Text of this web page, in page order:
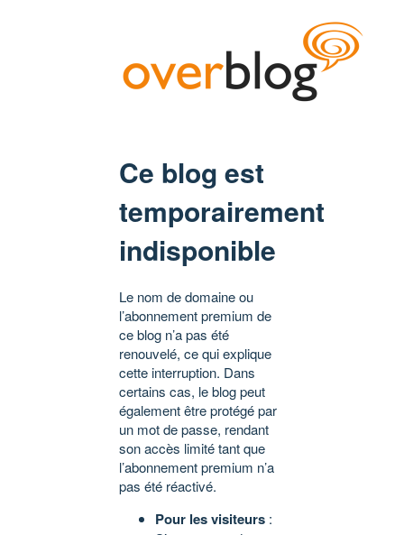
Ce blog est
temporairement
indisponible
Le nom de domaine ou
l’abonnement premium de
ce blog n’a pas été
renouvelé, ce qui explique
cette interruption. Dans
certains cas, le blog peut
également être protégé par
un mot de passe, rendant
son accès limité tant que
l’abonnement premium n’a
pas été réactivé.
Pour les visiteurs :